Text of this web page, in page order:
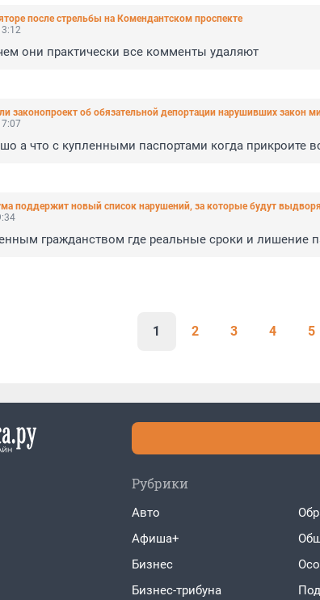
после стрельбы на Комендантском проспекте
они практически все комменты удаляют
законопроект об обязательной депортации нарушивших закон
а что с купленными паспортами когда прикроите
поддержит новый список нарушений, за которые будут
гражданством где реальные сроки и лишение
1 2 3 4 5
Рубрики
Авто
Афиша+
Бизнес
Бизнес-трибуна